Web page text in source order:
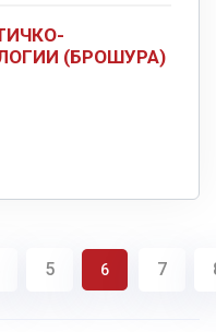
(БРОШУРА)
5 6 7